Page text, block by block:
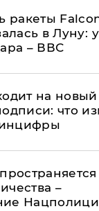
ракеты
в Луну:
– ВВС
на новый
что
–